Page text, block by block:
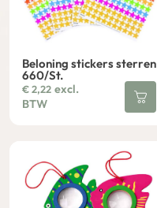
Beloning stickers sterren
660/St.
€2,22 excl.
BTW